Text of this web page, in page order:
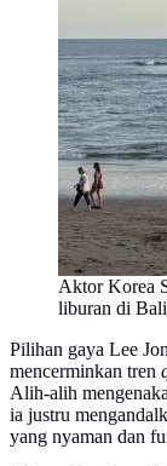
Aktor Korea
liburan di
Pilihan gaya Lee
mencerminkan tren
Alih-alih
ia justru
yang nyaman dan